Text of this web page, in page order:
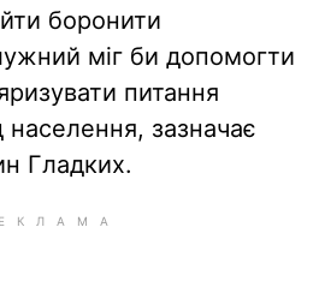
боронити
міг би допомогти
питання
населення, зазначає
Гладких.